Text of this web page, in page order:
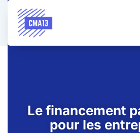
Le financement
pour les